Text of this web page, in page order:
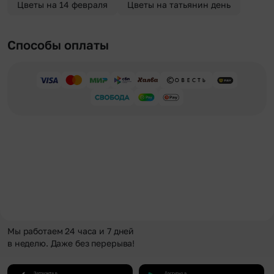
Цветы на 14 февраля Цветы на татьянин день
Способы оплаты
Мы работаем 24 часа и 7 дней
в неделю. Даже без перерыва!